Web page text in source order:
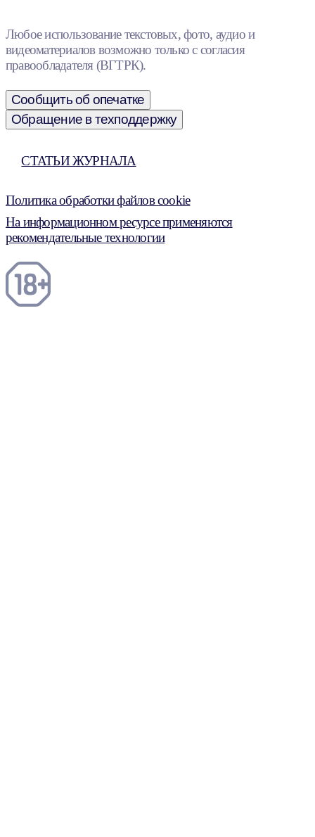
Любое использование текстовых, фото, аудио и
видеоматериалов возможно только с согласия
правообладателя (ВГТРК).
Сообщить об опечатке
Обращение в техподдержку
СТАТЬИ ЖУРНАЛА
Политика обработки файлов cookie
На информационном ресурсе применяются
рекомендательные технологии